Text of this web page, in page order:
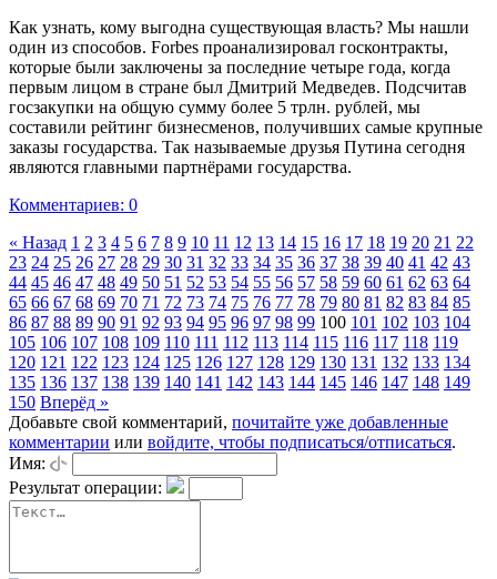
Как узнать, кому выгодна существующая власть? Мы нашли
один из способов. Forbes проанализировал госконтракты,
которые были заключены за последние четыре года, когда
первым лицом в стране был Дмитрий Медведев. Подсчитав
госзакупки на общую сумму более 5 трлн. рублей, мы
составили рейтинг бизнесменов, получивших самые крупные
заказы государства. Так называемые друзья Путина сегодня
являются главными партнёрами государства.
Комментариев: 0
« Назад 1 2 3 4 5 6 7 8 9 10 11 12 13 14 15 16 17 18 19 20 21 22
23 24 25 26 27 28 29 30 31 32 33 34 35 36 37 38 39 40 41 42 43
44 45 46 47 48 49 50 51 52 53 54 55 56 57 58 59 60 61 62 63 64
65 66 67 68 69 70 71 72 73 74 75 76 77 78 79 80 81 82 83 84 85
86 87 88 89 90 91 92 93 94 95 96 97 98 99 100 101 102 103 104
105 106 107 108 109 110 111 112 113 114 115 116 117 118 119
120 121 122 123 124 125 126 127 128 129 130 131 132 133 134
135 136 137 138 139 140 141 142 143 144 145 146 147 148 149
150 Вперёд »
Добавьте свой комментарий, почитайте уже добавленные
комментарии или войдите, чтобы подписаться/отписаться.
Имя:
Результат операции: